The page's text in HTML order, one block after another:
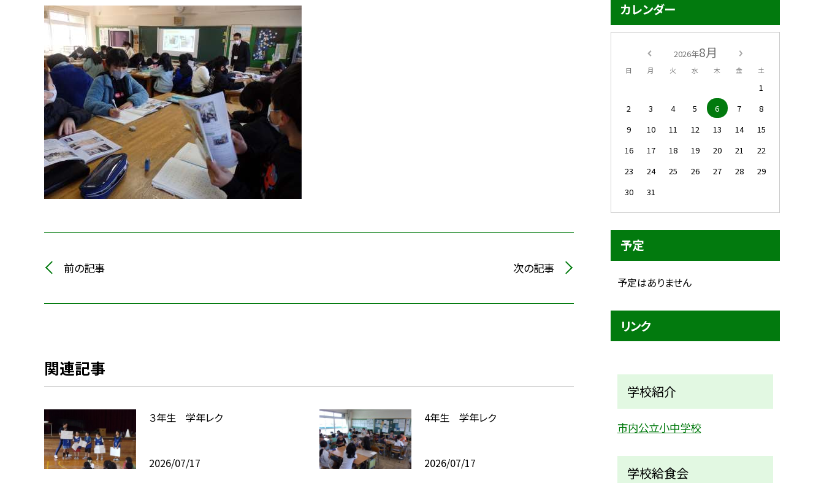
前の記事 次の記事
関連記事
３年生 学年レク
2026/07/17
4年生 学年レク
2026/07/17
カレンダー
2026年8月
日 月 火 水 木 金 土
1
2
3 4 5 6 7
8
9
10 11 12 13 14
15
16
17 18 19 20 21
22
23
24 25 26 27 28
29
30
31
予定
予定はありません
リンク
学校紹介
市内公立小中学校
学校給食会